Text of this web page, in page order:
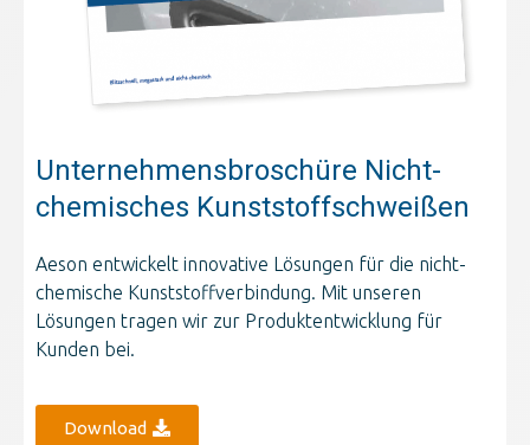
Unternehmensbroschüre Nicht-
chemisches Kunststoffschweißen
Aeson entwickelt innovative Lösungen für die nicht-
chemische Kunststoffverbindung. Mit unseren
Lösungen tragen wir zur Produktentwicklung für
Kunden bei.
Download